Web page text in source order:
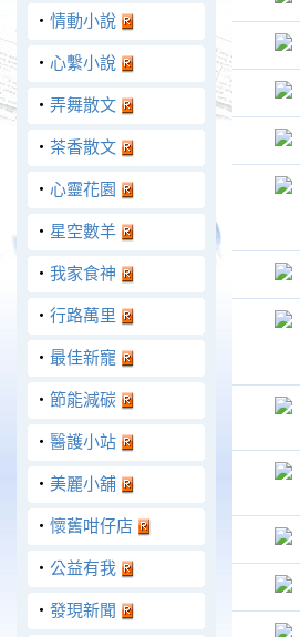
‧ 情動小說
‧ 心繫小說
‧ 弄舞散文
‧ 茶香散文
‧ 心靈花園
‧ 星空數羊
‧ 我家食神
‧ 行路萬里
‧ 最佳新寵
‧ 節能減碳
‧ 醫護小站
‧ 美麗小舖
‧ 懷舊咁仔店
‧ 公益有我
‧ 發現新聞